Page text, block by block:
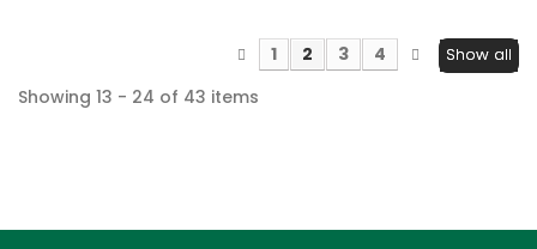
Show all
1 2 3
4
Showing 13 - 24 of 43 items